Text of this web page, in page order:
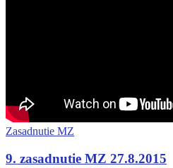
Zasadnutie MZ
9. zasadnutie MZ 27.8.2015